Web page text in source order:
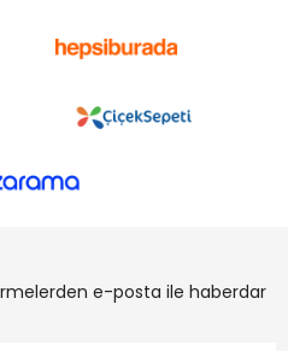
e-posta ile haberdar